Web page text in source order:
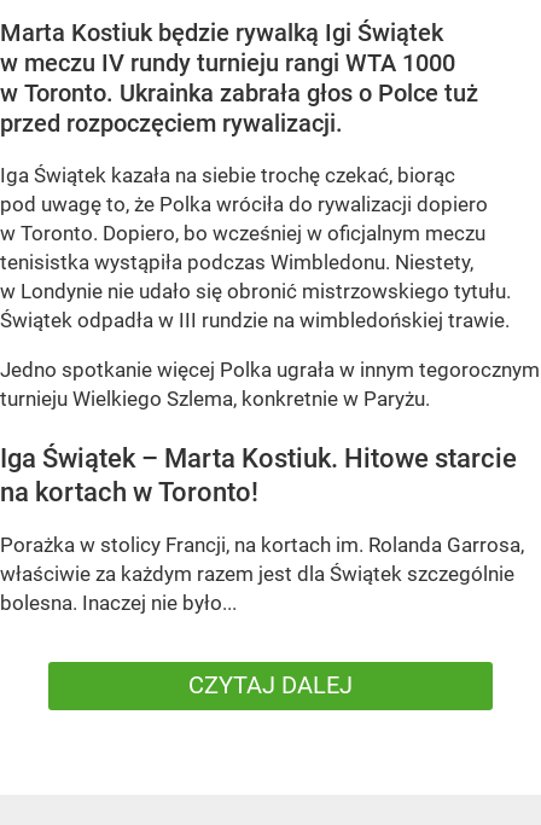
Marta Kostiuk będzie rywalką Igi Świątek
w meczu IV rundy turnieju rangi WTA 1000
w Toronto. Ukrainka zabrała głos o Polce tuż
przed rozpoczęciem rywalizacji.
Iga Świątek kazała na siebie trochę czekać, biorąc
pod uwagę to, że Polka wróciła do rywalizacji dopiero
w Toronto. Dopiero, bo wcześniej w oficjalnym meczu
tenisistka wystąpiła podczas Wimbledonu. Niestety,
w Londynie nie udało się obronić mistrzowskiego tytułu.
Świątek odpadła w III rundzie na wimbledońskiej trawie.
Jedno spotkanie więcej Polka ugrała w innym tegorocznym
turnieju Wielkiego Szlema, konkretnie w Paryżu.
Iga Świątek – Marta Kostiuk. Hitowe starcie
na kortach w Toronto!
Porażka w stolicy Francji, na kortach im. Rolanda Garrosa,
właściwie za każdym razem jest dla Świątek szczególnie
bolesna. Inaczej nie było...
CZYTAJ DALEJ